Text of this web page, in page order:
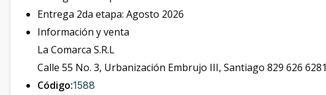
Entrega 2da etapa: Agosto 2026
Información y venta
La Comarca S.R.L
Calle 55 No. 3, Urbanización Embrujo III, Santiago 829 626 6281
Código:1588